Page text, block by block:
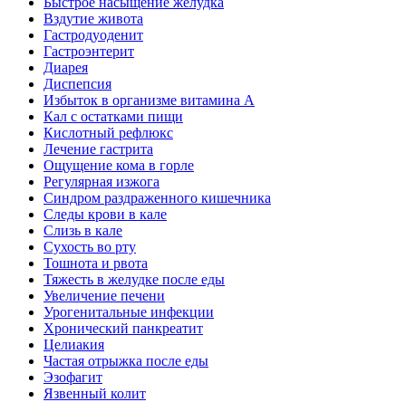
Вздутие живота
Гастродуоденит
Гастроэнтерит
Диарея
Диспепсия
Избыток в организме витамина А
Кал с остатками пищи
Кислотный рефлюкс
Лечение гастрита
Ощущение кома в горле
Регулярная изжога
Синдром раздраженного кишечника
Следы крови в кале
Слизь в кале
Сухость во рту
Тошнота и рвота
Тяжесть в желудке после еды
Увеличение печени
Урогенитальные инфекции
Хронический панкреатит
Целиакия
Частая отрыжка после еды
Эзофагит
Язвенный колит